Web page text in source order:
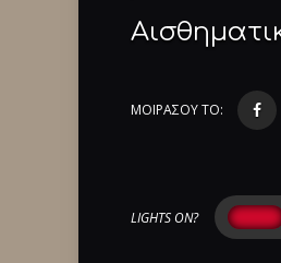
ΜΟΙΡΑΣΟΥ ΤΟ:
LIGHTS ON?